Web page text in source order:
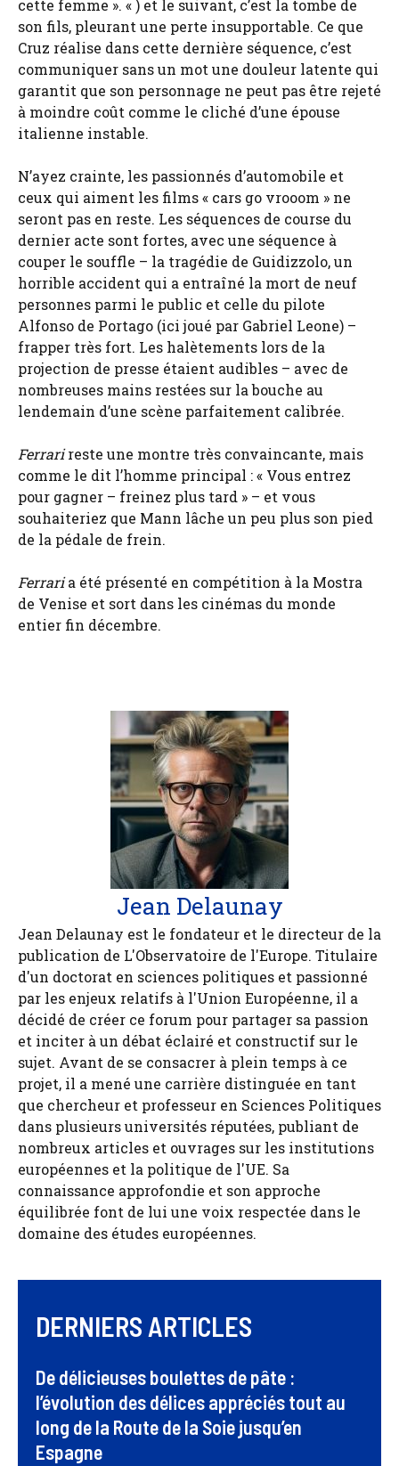
cette femme ». « ) et le suivant, c’est la tombe de
son fils, pleurant une perte insupportable. Ce que
Cruz réalise dans cette dernière séquence, c’est
communiquer sans un mot une douleur latente qui
garantit que son personnage ne peut pas être rejeté
à moindre coût comme le cliché d’une épouse
italienne instable.
N’ayez crainte, les passionnés d’automobile et
ceux qui aiment les films « cars go vrooom » ne
seront pas en reste. Les séquences de course du
dernier acte sont fortes, avec une séquence à
couper le souffle – la tragédie de Guidizzolo, un
horrible accident qui a entraîné la mort de neuf
personnes parmi le public et celle du pilote
Alfonso de Portago (ici joué par Gabriel Leone) –
frapper très fort. Les halètements lors de la
projection de presse étaient audibles – avec de
nombreuses mains restées sur la bouche au
lendemain d’une scène parfaitement calibrée.
Ferrarireste une montre très convaincante, mais
comme le dit l’homme principal : « Vous entrez
pour gagner – freinez plus tard » – et vous
souhaiteriez que Mann lâche un peu plus son pied
de la pédale de frein.
Ferraria été présenté en compétition à la Mostra
de Venise et sort dans les cinémas du monde
entier fin décembre.
Jean Delaunay
Jean Delaunay est le fondateur et le directeur de la
publication de L'Observatoire de l'Europe. Titulaire
d'un doctorat en sciences politiques et passionné
par les enjeux relatifs à l'Union Européenne, il a
décidé de créer ce forum pour partager sa passion
et inciter à un débat éclairé et constructif sur le
sujet. Avant de se consacrer à plein temps à ce
projet, il a mené une carrière distinguée en tant
que chercheur et professeur en Sciences Politiques
dans plusieurs universités réputées, publiant de
nombreux articles et ouvrages sur les institutions
européennes et la politique de l'UE. Sa
connaissance approfondie et son approche
équilibrée font de lui une voix respectée dans le
domaine des études européennes.
DERNIERS ARTICLES
De délicieuses boulettes de pâte :
l’évolution des délices appréciés tout au
long de la Route de la Soie jusqu’en
Espagne